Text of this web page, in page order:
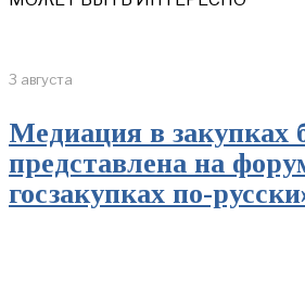
3 августа
Медиация в закупках
представлена на
госзакупках по-